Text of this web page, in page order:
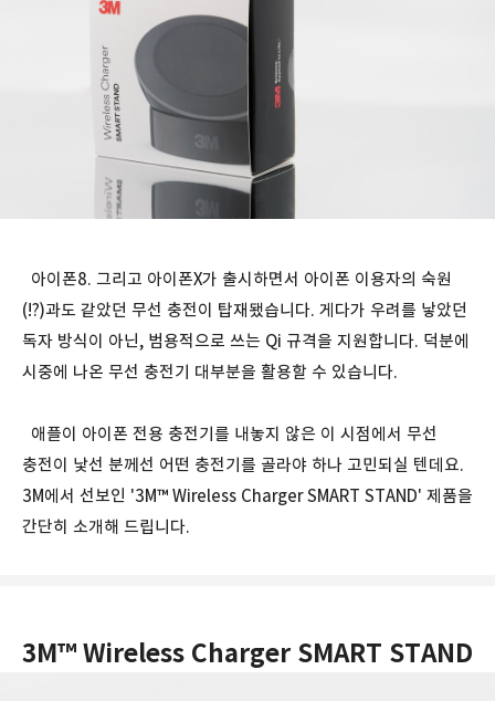
아이폰8. 그리고 아이폰X가 출시하면서 아이폰 이용자의 숙원
(!?)과도 같았던 무선 충전이 탑재됐습니다. 게다가 우려를 낳았던
독자 방식이 아닌, 범용적으로 쓰는 Qi 규격을 지원합니다. 덕분에
시중에 나온 무선 충전기 대부분을 활용할 수 있습니다.
애플이 아이폰 전용 충전기를 내놓지 않은 이 시점에서 무선
충전이 낯선 분께선 어떤 충전기를 골라야 하나 고민되실 텐데요.
3M에서 선보인 '3M™ Wireless Charger SMART STAND' 제품을
간단히 소개해 드립니다.
3M™ Wireless Charger SMART STAND